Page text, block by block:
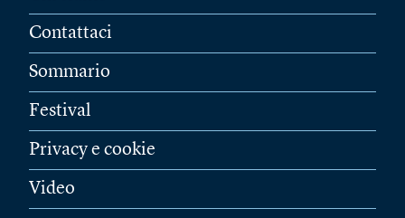
Contattaci
Sommario
Festival
Privacy e cookie
Video